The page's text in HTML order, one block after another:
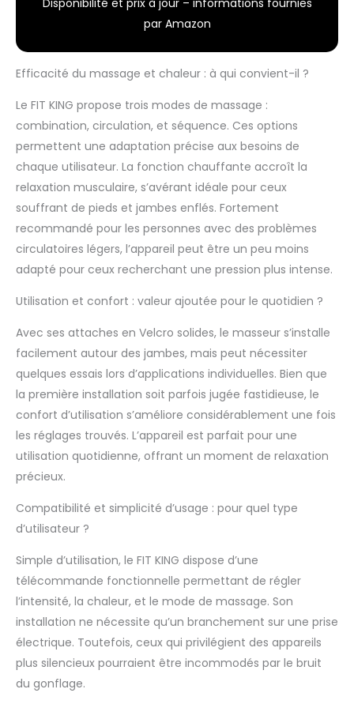
vous offre 27 options pour une
expérience relaxante totalement
[Technique de massage thermique
Haut) de la fonction CHAUFFAGE pour
fournir une chaleur appropriée à vos
jambes tout au long de l'année, en
hiver, les jambes froides reçoivent le
traitement le plus chaud. La machine de
compression des jambes FIT KING offre
une expérience de massage de niveau
professionnel, soulageant la fatigue
musculaire et contribuant à une
récupération rapide. [Massage à 360°
de toute la jambe] : Grâce à ses 4
pour jambes entières peut couvrir et
comprimer complètement vos pieds et
vos jambes sur 360°. Il fournit une
compression d'air dynamique, imite le
massage de pétrissage et
d'écrasement des mains, stimule
efficacement le flux sanguin, ravive les
et crée un massage réparateur à la
maison ou au bureau. [Simple
d'utilisation] : La télécommande est
est très solide et vous pouvez l'ajuster
en fonction de vos besoins, même les
manière indépendante. Vous pouvez
l'acheter pour votre parent âgé qui a
besoin d'améliorer sa circulation dans
les jambes. C'est un masseur de
jambes pour la récupération musculaire
n'importe où, glissez votre masseur de
jambes dans votre sac à main et
emmenez-le entre le bureau et la salle
de sport avec facilité. [Marque FIT KING
Disponibilité et prix à jour – informations fournies
par Amazon
Efficacité du massage et chaleur : à qui convient-il ?
Le FIT KING propose trois modes de massage :
combination, circulation, et séquence. Ces options
permettent une adaptation précise aux besoins de
chaque utilisateur. La fonction chauffante accroît la
relaxation musculaire, s’avérant idéale pour ceux
souffrant de pieds et jambes enflés. Fortement
recommandé pour les personnes avec des problèmes
circulatoires légers, l’appareil peut être un peu moins
adapté pour ceux recherchant une pression plus intense.
Utilisation et confort : valeur ajoutée pour le quotidien ?
Avec ses attaches en Velcro solides, le masseur s’installe
facilement autour des jambes, mais peut nécessiter
quelques essais lors d’applications individuelles. Bien que
la première installation soit parfois jugée fastidieuse, le
confort d’utilisation s’améliore considérablement une fois
les réglages trouvés. L’appareil est parfait pour une
utilisation quotidienne, offrant un moment de relaxation
précieux.
Compatibilité et simplicité d’usage : pour quel type
d’utilisateur ?
Simple d’utilisation, le FIT KING dispose d’une
télécommande fonctionnelle permettant de régler
l’intensité, la chaleur, et le mode de massage. Son
installation ne nécessite qu’un branchement sur une prise
électrique. Toutefois, ceux qui privilégient des appareils
plus silencieux pourraient être incommodés par le bruit
du gonflage.